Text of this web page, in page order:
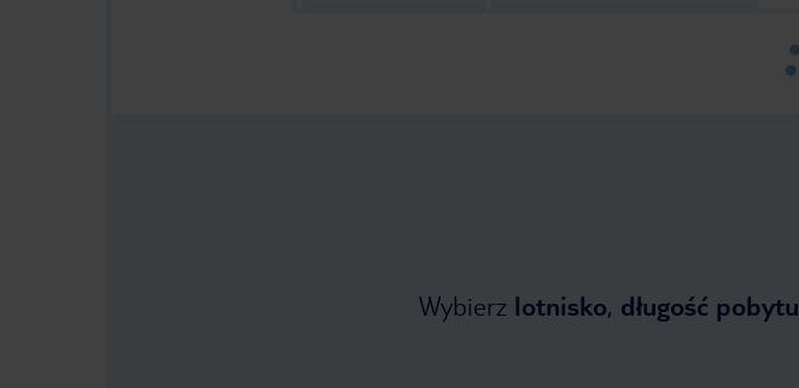
Wybierz lotnisko, długość pobytu